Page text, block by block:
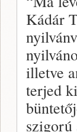
Kádár
illetve
terjed
szigorú